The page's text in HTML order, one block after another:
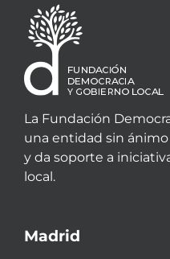
La Fundación
una entidad sin
y da soporte a
local.
Madrid